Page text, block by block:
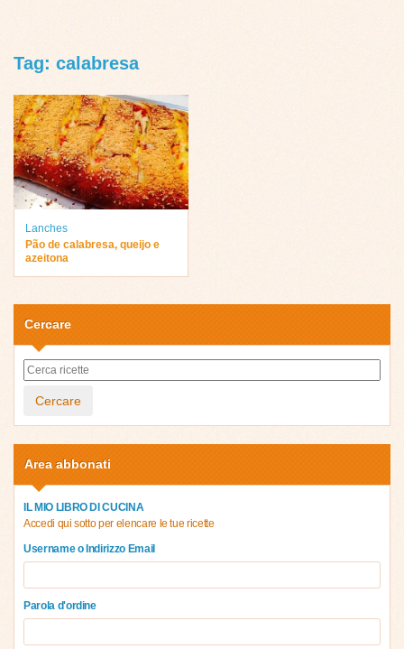
Tag: calabresa
Lanches
Pão de calabresa, queijo e
azeitona
Cercare
Cercare
Area abbonati
IL MIO LIBRO DI CUCINA
Accedi qui sotto per elencare le tue ricette
Username o Indirizzo Email
Parola d'ordine